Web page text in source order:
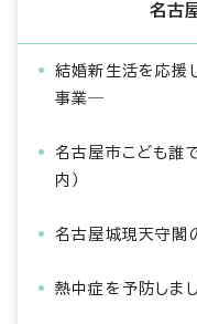
名古
結婚新生活を応援
事業―
名古屋市こども誰
内）
名古屋城現天守閣
熱中症を予防しまし